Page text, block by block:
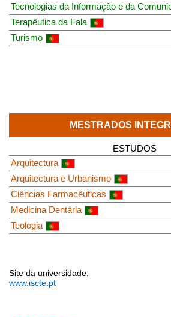
Tecnologias da Informação e da
Terapêutica da Fala
Turismo
MESTRADOS
ESTUDOS
Arquitectura
Arquitectura e Urbanismo
Ciências Farmacêuticas
Medicina Dentária
Teologia
Site da universidade:
www.iscte.pt